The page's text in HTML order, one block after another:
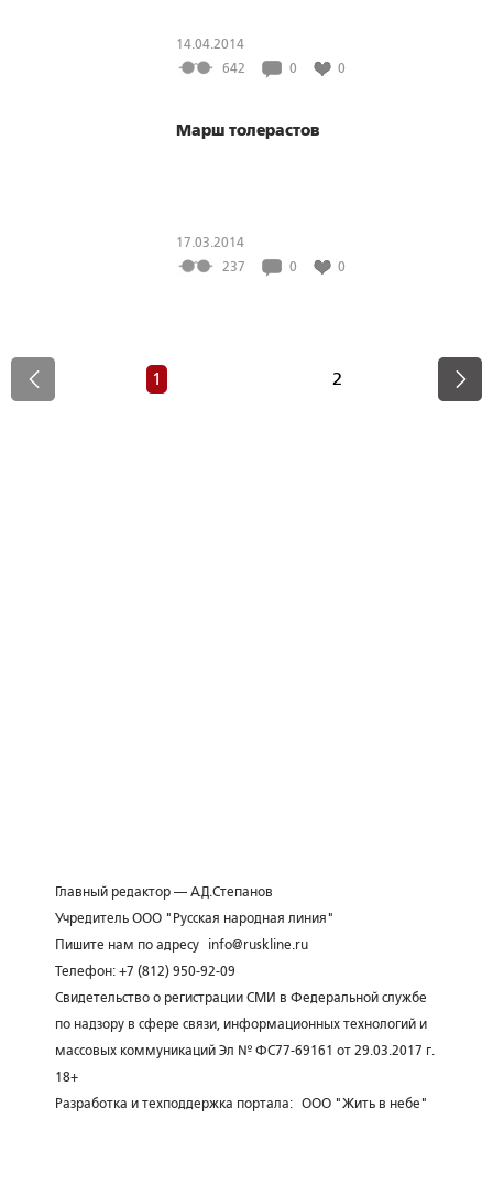
14.04.2014
642
0 0
Марш толерастов
17.03.2014
237
0 0
1 2
Главный редактор — А.Д.Степанов
Учредитель ООО "Русская народная линия"
Пишите нам по адресу
info@ruskline.ru
Телефон: +7 (812) 950-92-09
Свидетельство о регистрации СМИ в Федеральной службе
по надзору в сфере связи, информационных технологий и
массовых коммуникаций Эл № ФС77-69161 от 29.03.2017 г.
18+
Разработка и техподдержка портала: ООО "Жить в небе"